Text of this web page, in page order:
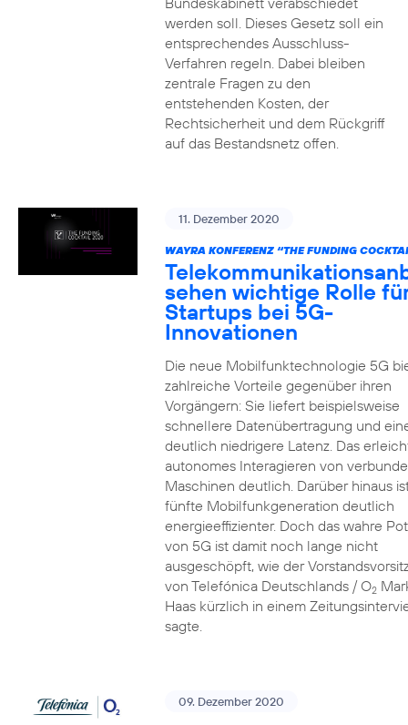
werden soll. Dieses Gesetz soll ein
entsprechendes Ausschluss-
Verfahren regeln. Dabei bleiben
zentrale Fragen zu den
entstehenden Kosten, der
Rechtsicherheit und dem Rückgriff
auf das Bestandsnetz offen.
11. Dezember 2020
WAYRA KONFERENZ “THE FUNDING
sehen wichtige Rolle
Startups bei 5G-
Innovationen
Die neue Mobilfunktechnologie 5G
zahlreiche Vorteile gegenüber ihren
Vorgängern: Sie liefert beispielsweise
schnellere Datenübertragung und
deutlich niedrigere Latenz. Das
autonomes Interagieren von
Maschinen deutlich. Darüber hinaus
fünfte Mobilfunkgeneration deutlich
energieeffizienter. Doch das wahre
von 5G ist damit noch lange nicht
ausgeschöpft, wie der
von Telefónica Deutschlands / O2
Haas kürzlich in einem
sagte.
09. Dezember 2020